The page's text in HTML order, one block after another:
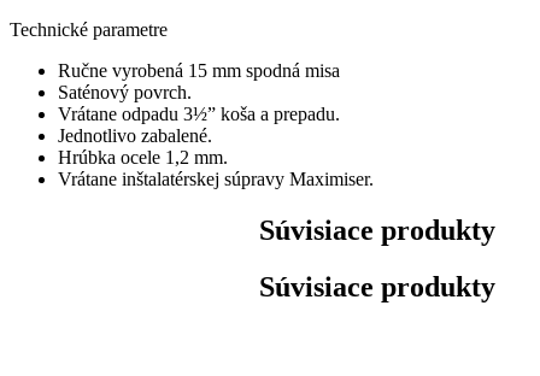
Technické parametre
Ručne vyrobená 15 mm spodná misa
Saténový povrch.
Vrátane odpadu 3½” koša a prepadu.
Jednotlivo zabalené.
Hrúbka ocele 1,2 mm.
Vrátane inštalatérskej súpravy Maximiser.
Súvisiace produkty
Súvisiace produkty